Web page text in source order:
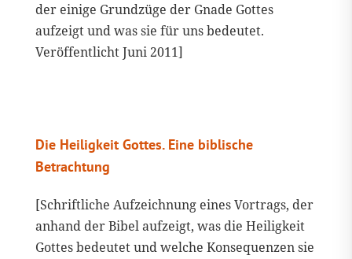
der einige Grundzüge der Gnade Gottes
aufzeigt und was sie für uns bedeutet.
Veröffentlicht Juni 2011]
Die Heiligkeit Gottes. Eine biblische
Betrachtung
[Schriftliche Aufzeichnung eines Vortrags, der
anhand der Bibel aufzeigt, was die Heiligkeit
Gottes bedeutet und welche Konsequenzen sie